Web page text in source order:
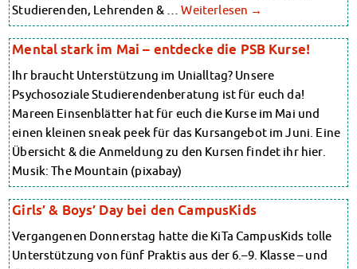
Dokumente
Stellenangebote
AnsprechpartnerInnen
Impressum
Datenschutzerklärung
Erklärung zur Barrierefreiheit
Datenschutzerklärung
Erklärung zur Barrierefreiheit
Studierenden, Lehrenden & …Weiterlesen →
Mental stark im Mai – entdecke die PSB Kurse!
Ihr braucht Unterstützung im Unialltag? Unsere
Psychosoziale Studierendenberatung ist für euch da!
Mareen Einsenblätter hat für euch die Kurse im Mai und
einen kleinen sneak peek für das Kursangebot im Juni. Eine
Übersicht & die Anmeldung zu den Kursen findet ihr hier.
Musik: The Mountain (pixabay)
Girls’ & Boys’ Day bei den CampusKids
Vergangenen Donnerstag hatte die KiTa CampusKids tolle
Unterstützung von fünf Praktis aus der 6.–9. Klasse – und